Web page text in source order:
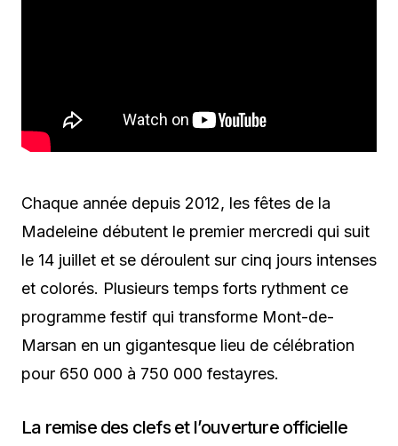
Chaque année depuis 2012, les fêtes de la
Madeleine débutent le premier mercredi qui suit
le 14 juillet et se déroulent sur cinq jours intenses
et colorés. Plusieurs temps forts rythment ce
programme festif qui transforme Mont-de-
Marsan en un gigantesque lieu de célébration
pour 650 000 à 750 000 festayres.
La remise des clefs et l’ouverture officielle